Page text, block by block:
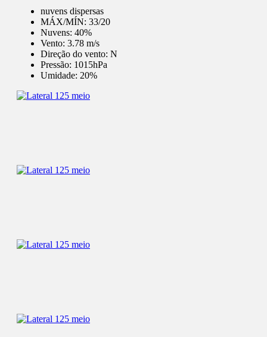
nuvens dispersas
MÁX/MÍN: 33/20
Nuvens: 40%
Vento: 3.78 m/s
Direção do vento: N
Pressão: 1015hPa
Umidade: 20%